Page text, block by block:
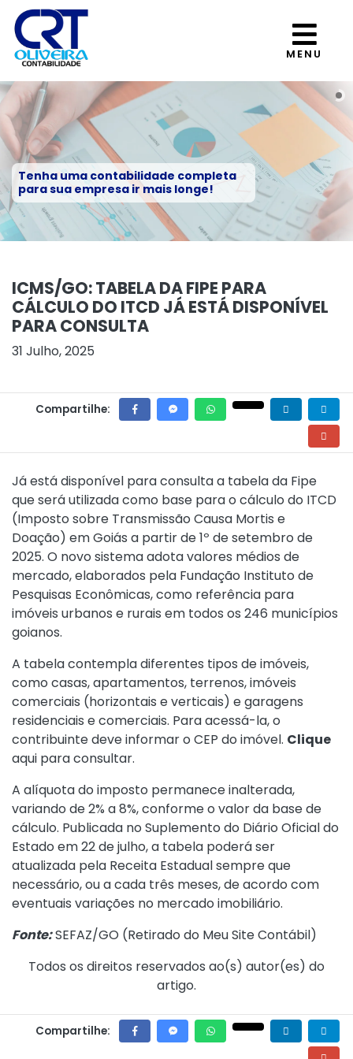
MENU
Tenha uma contabilidade completa
para sua empresa ir mais longe!
ICMS/GO: TABELA DA FIPE PARA
CÁLCULO DO ITCD JÁ ESTÁ DISPONÍVEL
PARA CONSULTA
31 Julho, 2025
Compartilhe:
Já está disponível para consulta a tabela da Fipe
que será utilizada como base para o cálculo do ITCD
(Imposto sobre Transmissão Causa Mortis e
Doação) em Goiás a partir de 1º de setembro de
2025. O novo sistema adota valores médios de
mercado, elaborados pela Fundação Instituto de
Pesquisas Econômicas, como referência para
imóveis urbanos e rurais em todos os 246 municípios
goianos.
A tabela contempla diferentes tipos de imóveis,
como casas, apartamentos, terrenos, imóveis
comerciais (horizontais e verticais) e garagens
residenciais e comerciais. Para acessá-la, o
contribuinte deve informar o CEP do imóvel. Clique
aqui para consultar.
A alíquota do imposto permanece inalterada,
variando de 2% a 8%, conforme o valor da base de
cálculo. Publicada no Suplemento do Diário Oficial do
Estado em 22 de julho, a tabela poderá ser
atualizada pela Receita Estadual sempre que
necessário, ou a cada três meses, de acordo com
eventuais variações no mercado imobiliário.
Fonte:SEFAZ/GO (Retirado do Meu Site Contábil)
Todos os direitos reservados ao(s) autor(es) do
artigo.
Compartilhe: